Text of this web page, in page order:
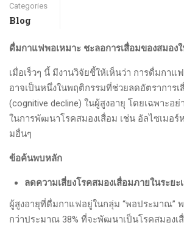
Categories
Blog
ดื่มกาแฟพอเหมาะ ชะลอการเสื่อมของสมอง
เมื่อเร็วๆ นี้ มีงานวิจัยชี้ให้เห็นว่า การดื่มกาแฟ
อาจเป็นหนึ่งในพฤติกรรมที่ช่วยลดอัตราการเ
(cognitive decline) ในผู้สูงอายุ โดยเฉพาะอย่
ในการพัฒนาโรคสมองเสื่อม เช่น อัลไซเมอร์
มอื่นๆ
ข้อค้นพบหลัก
ลดความเสี่ยงโรคสมองเสื่อมภายในระยะ
ผู้สูงอายุที่ดื่มกาแฟอยู่ในกลุ่ม “พอประมาณ”
กว่าประมาณ 38% ที่จะพัฒนาเป็นโรคสมองเสื่